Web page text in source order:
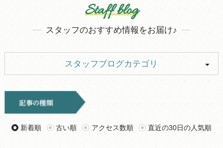
Staff blog
スタッフのおすすめ情報をお届け♪
スタッフブログカテゴリ
お知らせ
ツアー グルメ
新着順 古い順 アクセス数順 直近の30日の人気順